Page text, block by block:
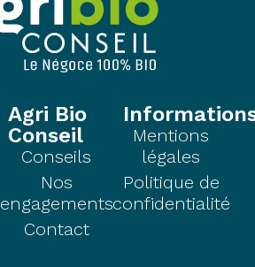
Agri Bio
Conseil
Conseils
Nos
engagements
Contact
Mentions
légales
Politique de
confidentialité